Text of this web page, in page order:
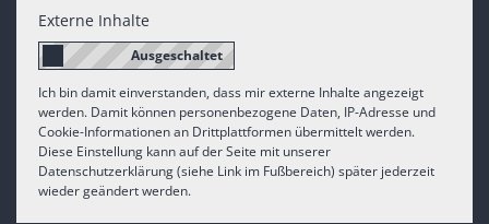
Externe Inhalte
Ich bin damit einverstanden, dass mir externe Inhalte angezeigt
werden. Damit können personenbezogene Daten, IP-Adresse und
Cookie-Informationen an Drittplattformen übermittelt werden.
Diese Einstellung kann auf der Seite mit unserer
Datenschutzerklärung (siehe Link im Fußbereich) später jederzeit
wieder geändert werden.